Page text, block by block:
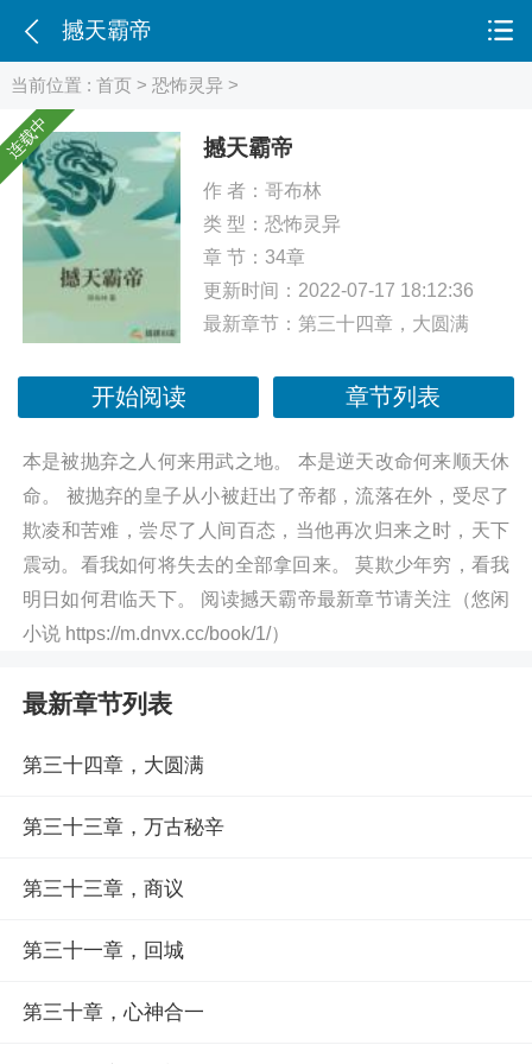
当前位置 :首页 >恐怖灵异 >
连载中 撼天霸帝
作 者： 哥布林
类 型： 恐怖灵异
章 节：34章
更新时间：2022-07-17 18:12:36
最新章节： 第三十四章，大圆满
开始阅读 章节列表
本是被抛弃之人何来用武之地。 本是逆天改命何来顺天休
命。 被抛弃的皇子从小被赶出了帝都，流落在外，受尽了
欺凌和苦难，尝尽了人间百态，当他再次归来之时，天下
震动。看我如何将失去的全部拿回来。 莫欺少年穷，看我
明日如何君临天下。 阅读撼天霸帝最新章节请关注（悠闲
小说 https://m.dnvx.cc/book/1/）
最新章节列表
第三十四章，大圆满
第三十三章，万古秘辛
第三十三章，商议
第三十一章，回城
第三十章，心神合一
撼天霸帝